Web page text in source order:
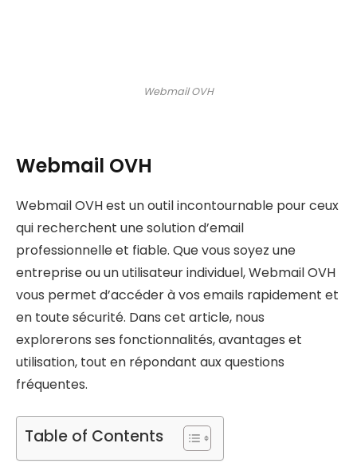
Webmail OVH
Webmail OVH
Webmail OVH est un outil incontournable pour ceux
qui recherchent une solution d’email
professionnelle et fiable. Que vous soyez une
entreprise ou un utilisateur individuel, Webmail OVH
vous permet d’accéder à vos emails rapidement et
en toute sécurité. Dans cet article, nous
explorerons ses fonctionnalités, avantages et
utilisation, tout en répondant aux questions
fréquentes.
Table of Contents